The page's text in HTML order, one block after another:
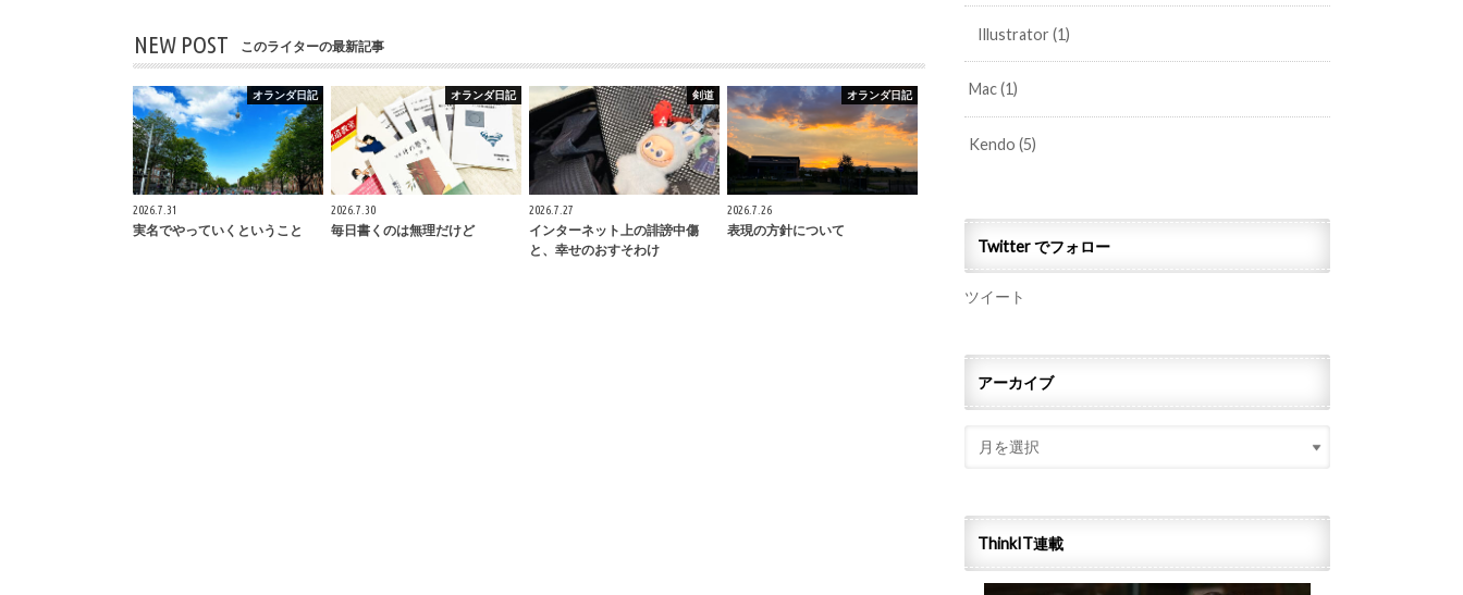
NEW POST このライターの最新記事
オランダ日記
2026.7.31
実名でやっていくということ
オランダ日記
2026.7.30
毎日書くのは無理だけど
剣道
2026.7.27
インターネット上の誹謗中傷
と、幸せのおすそわけ
オランダ日記
2026.7.26
表現の方針について
Illustrator (1)
Mac(1)
Kendo(5)
Twitter でフォロー
ツイート
アーカイブ
ThinkIT連載